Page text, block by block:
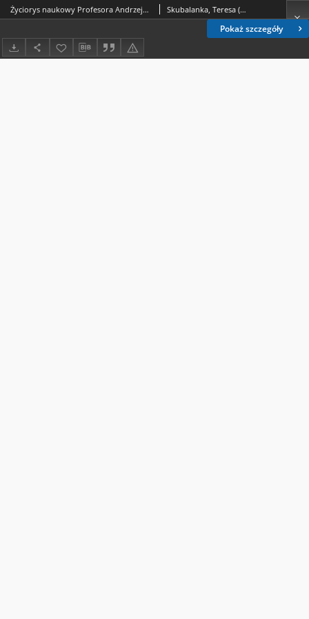
Pokaż szczegóły
Życiorys naukowy Profesora Andrzeja Marii Lewickiego Skubalanka, Teresa (1928-2016)